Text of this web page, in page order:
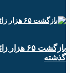
️بازگشت
گذشته